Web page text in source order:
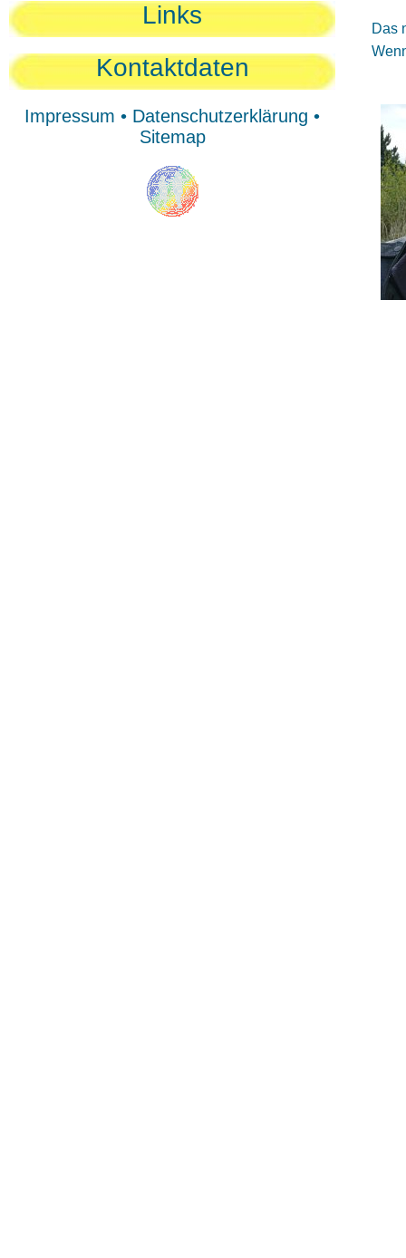
Links
Kontaktdaten
Impressum • Datenschutzerklärung •
Sitemap
Das